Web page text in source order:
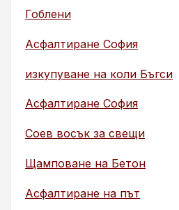
Гоблени
Асфалтиране София
изкупуване на коли Бъгси
Асфалтиране София
Соев восък за свещи
Щамповане на Бетон
Асфалтиране на път